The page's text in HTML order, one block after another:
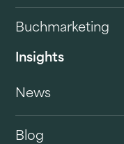
Buchmarketing
Insights
News
Blog